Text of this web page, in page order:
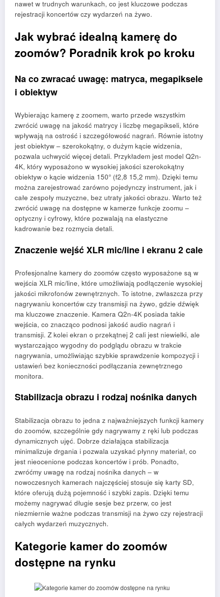
nawet w trudnych warunkach, co jest kluczowe podczas
rejestracji koncertów czy wydarzeń na żywo.
Jak wybrać idealną kamerę do
zoomów? Poradnik krok po kroku
Na co zwracać uwagę: matryca, megapiksele
i obiektyw
Wybierając kamerę z zoomem, warto przede wszystkim
zwrócić uwagę na jakość matrycy i liczbę megapikseli, które
wpływają na ostrość i szczegółowość nagrań. Równie istotny
jest obiektyw – szerokokątny, o dużym kącie widzenia,
pozwala uchwycić więcej detali. Przykładem jest model Q2n-
4K, który wyposażono w wysokiej jakości szerokokątny
obiektyw o kącie widzenia 150° (f2,8 15,2 mm). Dzięki temu
można zarejestrować zarówno pojedynczy instrument, jak i
całe zespoły muzyczne, bez utraty jakości obrazu. Warto też
zwrócić uwagę na dostępne w kamerze funkcje zoomu –
optyczny i cyfrowy, które pozwalają na elastyczne
kadrowanie bez rozmycia detali.
Znaczenie wejść XLR mic/line i ekranu 2 cale
Profesjonalne kamery do zoomów często wyposażone są w
wejścia XLR mic/line, które umożliwiają podłączenie wysokiej
jakości mikrofonów zewnętrznych. To istotne, zwłaszcza przy
nagrywaniu koncertów czy transmisji na żywo, gdzie dźwięk
ma kluczowe znaczenie. Kamera Q2n-4K posiada takie
wejścia, co znacząco podnosi jakość audio nagrań i
transmisji. Z kolei ekran o przekątnej 2 cali jest niewielki, ale
wystarczająco wygodny do podglądu obrazu w trakcie
nagrywania, umożliwiając szybkie sprawdzenie kompozycji i
ustawień bez konieczności podłączania zewnętrznego
monitora.
Stabilizacja obrazu i rodzaj nośnika danych
Stabilizacja obrazu to jedna z najważniejszych funkcji kamery
do zoomów, szczególnie gdy nagrywamy z ręki lub podczas
dynamicznych ujęć. Dobrze działająca stabilizacja
minimalizuje drgania i pozwala uzyskać płynny materiał, co
jest nieocenione podczas koncertów i prób. Ponadto,
zwróćmy uwagę na rodzaj nośnika danych – w
nowoczesnych kamerach najczęściej stosuje się karty SD,
które oferują dużą pojemność i szybki zapis. Dzięki temu
możemy nagrywać długie sesje bez przerw, co jest
niezmiernie ważne podczas transmisji na żywo czy rejestracji
całych wydarzeń muzycznych.
Kategorie kamer do zoomów
dostępne na rynku